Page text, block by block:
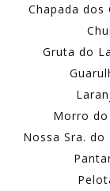
Chapada dos
Gruta do
Morro do
Nossa Sra.